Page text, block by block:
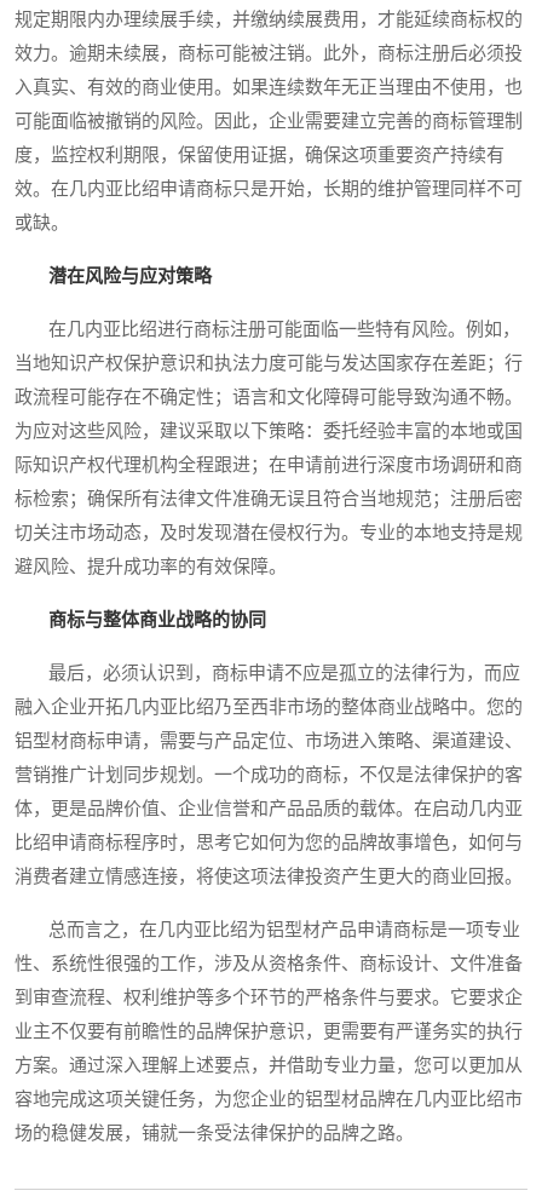
规定期限内办理续展手续，并缴纳续展费用，才能延续商标权的
效力。逾期未续展，商标可能被注销。此外，商标注册后必须投
入真实、有效的商业使用。如果连续数年无正当理由不使用，也
可能面临被撤销的风险。因此，企业需要建立完善的商标管理制
度，监控权利期限，保留使用证据，确保这项重要资产持续有
效。在几内亚比绍申请商标只是开始，长期的维护管理同样不可
或缺。
潜在风险与应对策略
在几内亚比绍进行商标注册可能面临一些特有风险。例如，
当地知识产权保护意识和执法力度可能与发达国家存在差距；行
政流程可能存在不确定性；语言和文化障碍可能导致沟通不畅。
为应对这些风险，建议采取以下策略：委托经验丰富的本地或国
际知识产权代理机构全程跟进；在申请前进行深度市场调研和商
标检索；确保所有法律文件准确无误且符合当地规范；注册后密
切关注市场动态，及时发现潜在侵权行为。专业的本地支持是规
避风险、提升成功率的有效保障。
商标与整体商业战略的协同
最后，必须认识到，商标申请不应是孤立的法律行为，而应
融入企业开拓几内亚比绍乃至西非市场的整体商业战略中。您的
铝型材商标申请，需要与产品定位、市场进入策略、渠道建设、
营销推广计划同步规划。一个成功的商标，不仅是法律保护的客
体，更是品牌价值、企业信誉和产品品质的载体。在启动几内亚
比绍申请商标程序时，思考它如何为您的品牌故事增色，如何与
消费者建立情感连接，将使这项法律投资产生更大的商业回报。
总而言之，在几内亚比绍为铝型材产品申请商标是一项专业
性、系统性很强的工作，涉及从资格条件、商标设计、文件准备
到审查流程、权利维护等多个环节的严格条件与要求。它要求企
业主不仅要有前瞻性的品牌保护意识，更需要有严谨务实的执行
方案。通过深入理解上述要点，并借助专业力量，您可以更加从
容地完成这项关键任务，为您企业的铝型材品牌在几内亚比绍市
场的稳健发展，铺就一条受法律保护的品牌之路。